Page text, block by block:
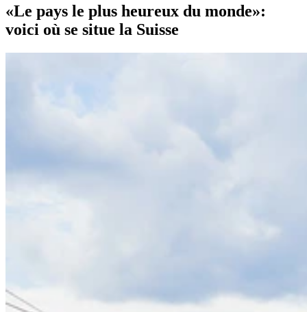
«Le pays le plus heureux du monde»:
voici où se situe la Suisse